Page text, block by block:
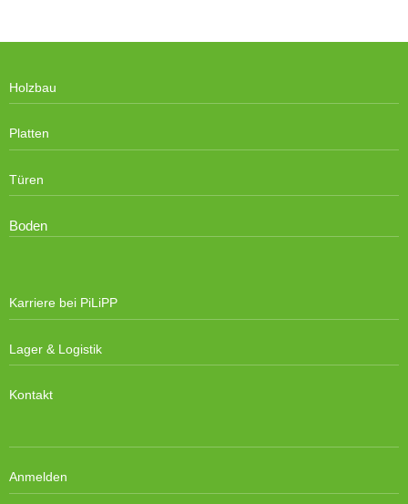
Holzbau
Platten
Türen
Boden
Karriere bei PiLiPP
Lager & Logistik
Kontakt
Anmelden